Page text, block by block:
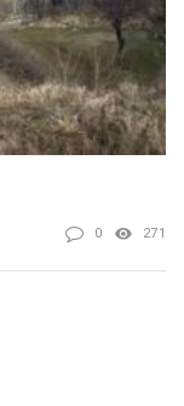
0 271